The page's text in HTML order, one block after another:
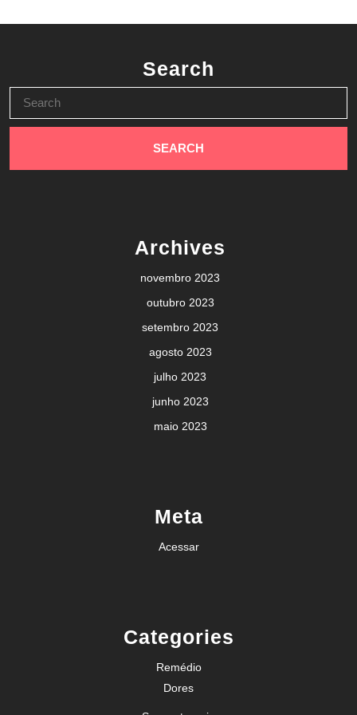
Search
for:
Archives
novembro 2023
outubro 2023
setembro 2023
agosto 2023
julho 2023
junho 2023
maio 2023
Meta
Acessar
Categories
Remédio
Dores